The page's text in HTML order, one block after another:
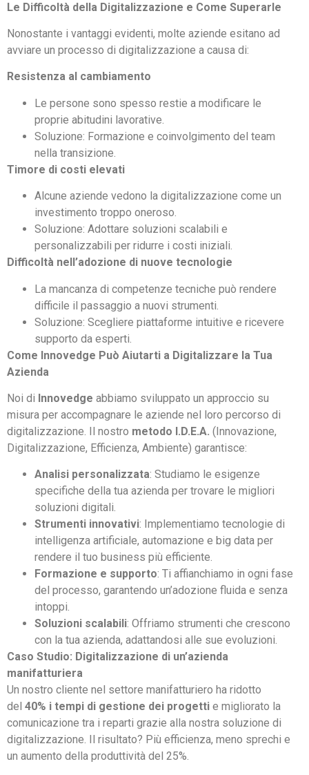
Le Difficoltà della Digitalizzazione e Come Superarle
Nonostante i vantaggi evidenti, molte aziende esitano ad
avviare un processo di digitalizzazione a causa di:
Resistenza al cambiamento
Le persone sono spesso restie a modificare le
proprie abitudini lavorative.
Soluzione: Formazione e coinvolgimento del team
nella transizione.
Timore di costi elevati
Alcune aziende vedono la digitalizzazione come un
investimento troppo oneroso.
Soluzione: Adottare soluzioni scalabili e
personalizzabili per ridurre i costi iniziali.
Difficoltà nell’adozione di nuove tecnologie
La mancanza di competenze tecniche può rendere
difficile il passaggio a nuovi strumenti.
Soluzione: Scegliere piattaforme intuitive e ricevere
supporto da esperti.
Come Innovedge Può Aiutarti a Digitalizzare la Tua
Azienda
Noi di Innovedge abbiamo sviluppato un approccio su
misura per accompagnare le aziende nel loro percorso di
digitalizzazione. Il nostro metodo I.D.E.A. (Innovazione,
Digitalizzazione, Efficienza, Ambiente) garantisce:
Analisi personalizzata: Studiamo le esigenze
specifiche della tua azienda per trovare le migliori
soluzioni digitali.
Strumenti innovativi: Implementiamo tecnologie di
intelligenza artificiale, automazione e big data per
rendere il tuo business più efficiente.
Formazione e supporto: Ti affianchiamo in ogni fase
del processo, garantendo un’adozione fluida e senza
intoppi.
Soluzioni scalabili: Offriamo strumenti che crescono
con la tua azienda, adattandosi alle sue evoluzioni.
Caso Studio: Digitalizzazione di un’azienda
manifatturiera
Un nostro cliente nel settore manifatturiero ha ridotto
del 40% i tempi di gestione dei progetti e migliorato la
comunicazione tra i reparti grazie alla nostra soluzione di
digitalizzazione. Il risultato? Più efficienza, meno sprechi e
un aumento della produttività del 25%.